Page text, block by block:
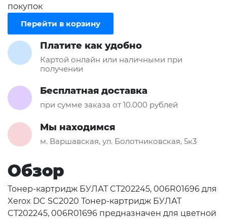
покупок
Перейти в корзину
Платите как удобно
Картой онлайн или наличными при
получении
Бесплатная доставка
при сумме заказа от 10.000 рублей
Мы находимся
м. Варшавская, ул. Болотниковская, 5к3
Обзор
Тонер-картридж БУЛАТ CT202245, 006R01696 для
Xerox DC SC2020 Тонер-картридж БУЛАТ
CT202245, 006R01696 предназначен для цветной